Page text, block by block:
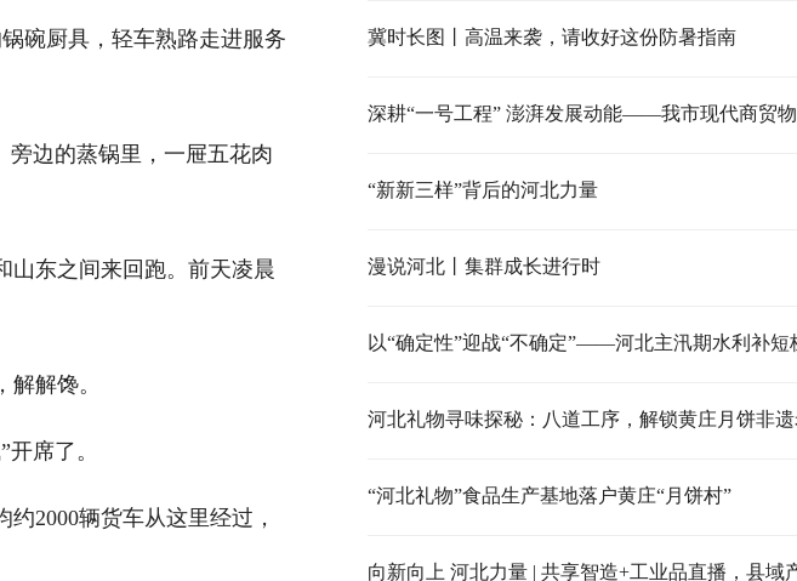
碗厨具，轻车熟路走进服务
边的蒸锅里，一屉五花肉
东之间来回跑。前天凌晨
解馋。
席了。
2000辆货车从这里经过，
冀时长图丨高温来袭，请收好这份防暑指南
“新新三样”背后的河北力量
漫说河北丨集群成长进行时
以“确定性”迎战“不确定”——河北主汛期水利补短
河北礼物寻味探秘：八道工序，解锁黄庄月饼非
“河北礼物”食品生产基地落户黄庄“月饼村”